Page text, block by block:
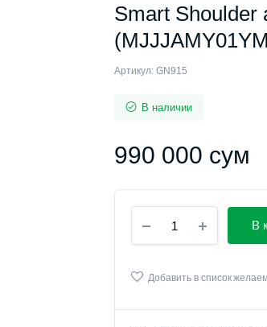
Smart Shoulder
Артикул: GN915
В наличии
990 000 сум
массажер
для
и
В
Добавить в список